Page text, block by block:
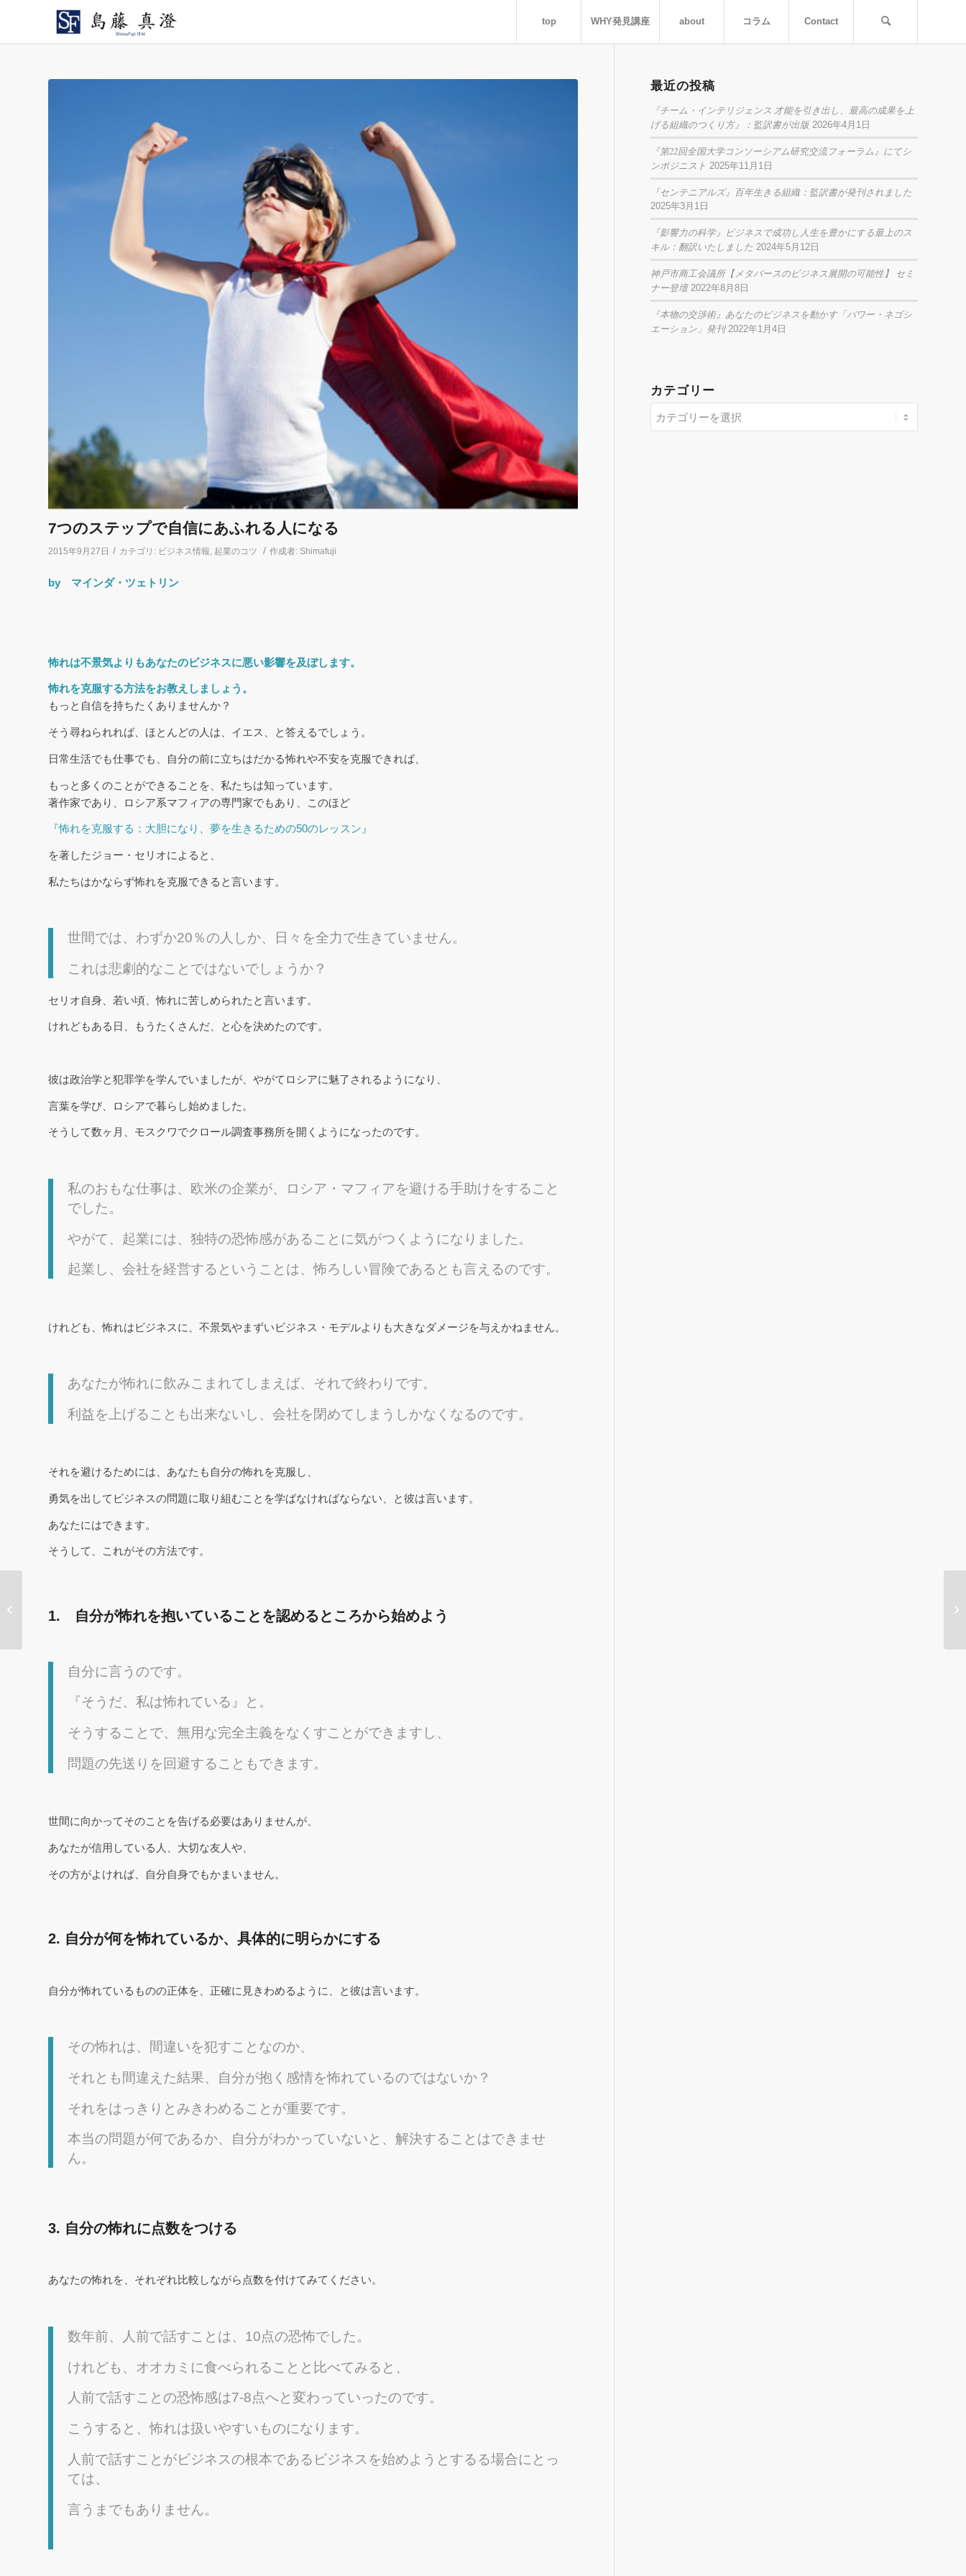
top WHY発見講座 about コラム Contact
7つのステップで自信にあふれる人になる
2015年9月27日 / カテゴリ: ビジネス情報 起業のコツ / 作成者: Shimafuji
by マインダ・ツェトリン
怖れは不景気よりもあなたのビジネスに悪い影響を及ぼします。
怖れを克服する方法をお教えしましょう。
もっと自信を持ちたくありませんか？
そう尋ねられれば、ほとんどの人は、イエス、と答えるでしょう。
日常生活でも仕事でも、自分の前に立ちはだかる怖れや不安を克服できれば、
もっと多くのことができることを、私たちは知っています。
著作家であり、ロシア系マフィアの専門家でもあり、このほど
『怖れを克服する：大胆になり、夢を生きるための50のレッスン』
を著したジョー・セリオによると、
私たちはかならず怖れを克服できると言います。
世間では、わずか20％の人しか、日々を全力で生きていません。
これは悲劇的なことではないでしょうか？
セリオ自身、若い頃、怖れに苦しめられたと言います。
けれどもある日、もうたくさんだ、と心を決めたのです。
彼は政治学と犯罪学を学んでいましたが、やがてロシアに魅了されるようになり、
言葉を学び、ロシアで暮らし始めました。
そうして数ヶ月、モスクワでクロール調査事務所を開くようになったのです。
私のおもな仕事は、欧米の企業が、ロシア・マフィアを避ける手助けをすること
でした。
やがて、起業には、独特の恐怖感があることに気がつくようになりました。
起業し、会社を経営するということは、怖ろしい冒険であるとも言えるのです。
けれども、怖れはビジネスに、不景気やまずいビジネス・モデルよりも大きなダメージを与えかねません。
あなたが怖れに飲みこまれてしまえば、それで終わりです。
利益を上げることも出来ないし、会社を閉めてしまうしかなくなるのです。
それを避けるためには、あなたも自分の怖れを克服し、
勇気を出してビジネスの問題に取り組むことを学ばなければならない、と彼は言います。
あなたにはできます。
そうして、これがその方法です。
1. 自分が怖れを抱いていることを認めるところから始めよう
自分に言うのです。
『そうだ、私は怖れている』と。
そうすることで、無用な完全主義をなくすことができますし、
問題の先送りを回避することもできます。
世間に向かってそのことを告げる必要はありませんが、
あなたが信用している人、大切な友人や、
その方がよければ、自分自身でもかまいません。
2. 自分が何を怖れているか、具体的に明らかにする
自分が怖れているものの正体を、正確に見きわめるように、と彼は言います。
その怖れは、間違いを犯すことなのか、
それとも間違えた結果、自分が抱く感情を怖れているのではないか？
それをはっきりとみきわめることが重要です。
本当の問題が何であるか、自分がわかっていないと、解決することはできませ
ん。
3. 自分の怖れに点数をつける
あなたの怖れを、それぞれ比較しながら点数を付けてみてください。
数年前、人前で話すことは、10点の恐怖でした。
けれども、オオカミに食べられることと比べてみると、
人前で話すことの恐怖感は7-8点へと変わっていったのです。
こうすると、怖れは扱いやすいものになります。
人前で話すことがビジネスの根本であるビジネスを始めようとするる場合にとっ
ては、
言うまでもありません。
最近の投稿
『チーム・インテリジェンス 才能を引き出し、最高の成果を上
げる組織のつくり方』：監訳書が出版 2026年4月1日
『第22回全国大学コンソーシアム研究交流フォーラム』にてシ
ンポジニスト 2025年11月1日
『センテニアルズ』百年生きる組織：監訳書が発刊されました
2025年3月1日
『影響力の科学』ビジネスで成功し人生を豊かにする最上のス
キル：翻訳いたしました 2024年5月12日
神戸市商工会議所【メタバースのビジネス展開の可能性】 セミ
ナー登壇 2022年8月8日
『本物の交渉術』あなたのビジネスを動かす「パワー・ネゴシ
エーション」発刊 2022年1月4日
カテゴリー
のウソ』